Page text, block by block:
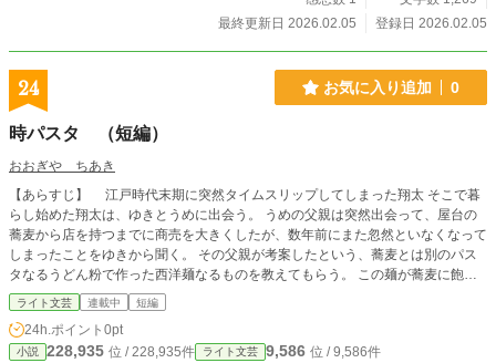
最終更新日 2026.02.05
登録日 2026.02.05
24 お気に入り追加 0
時パスタ （短編）
おおぎや ちあき
【あらすじ】 江戸時代末期に突然タイムスリップしてしまった翔太 そこで暮
らし始めた翔太は、ゆきとうめに出会う。 うめの父親は突然出会って、屋台の
蕎麦から店を持つまでに商売を大きくしたが、数年前にまた忽然といなくなって
しまったことをゆきから聞く。 その父親が考案したという、蕎麦とは別のパス
タなるうどん粉で作った西洋麺なるものを教えてもらう。 この麺が蕎麦に飽き
てきていた江戸の人たちの間で人気となり、生活も安定して店を出すまでになっ
たのだという。 ある日ゆきにその人気の西洋麺なるものを作って貰って食べる
ことに。 なんと驚いたことにその味はかつて自分が中華料理屋を営んでいる父
親からまかないだと言って食べさせられたことのある麺の味にとてもよく似てい
ライト文芸 連載中 短編
24h.ポイント 0pt
小説 228,935 位 / 228,935件 ライト文芸 9,586 位 / 9,586件